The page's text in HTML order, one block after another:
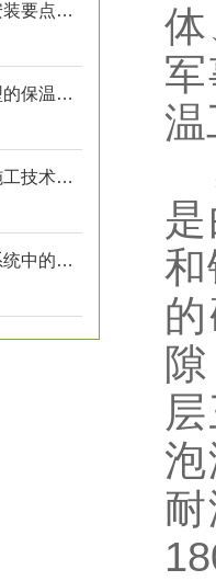
热力管道的铺设工艺与施工安装要点解析
喷涂缠绕保温管道：高效成型的保温输送核心装备
钢套钢保温管的焊接工艺及施工技术研究
塑套钢保温管道在城市供热系统中的应用
温
和